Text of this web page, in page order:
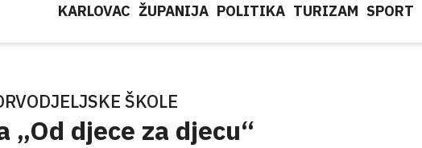
KARLOVAC ŽUPANIJA POLITIKA TURIZAM SPORT
ŠKOLE
„Od djece za djecu“